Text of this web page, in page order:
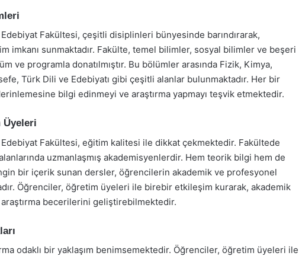
Fakültesi, çeşitli disiplinleri bünyesinde barındırarak,
imkanı sunmaktadır. Fakülte, temel bilimler, sosyal bilimler ve beşeri
ve programla donatılmıştır. Bu bölümler arasında Fizik, Kimya,
Türk Dili ve Edebiyatı gibi çeşitli alanlar bulunmaktadır. Her bir
bilgi edinmeyi ve araştırma yapmayı teşvik etmektedir.
Üyeleri
Fakültesi, eğitim kalitesi ile dikkat çekmektedir. Fakültede
uzmanlaşmış akademisyenlerdir. Hem teorik bilgi hem de
bir içerik sunan dersler, öğrencilerin akademik ve profesyonel
Öğrenciler, öğretim üyeleri ile birebir etkileşim kurarak, akademik
becerilerini geliştirebilmektedir.
odaklı bir yaklaşım benimsemektedir. Öğrenciler, öğretim üyeleri ile